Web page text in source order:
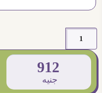
912
جنيه